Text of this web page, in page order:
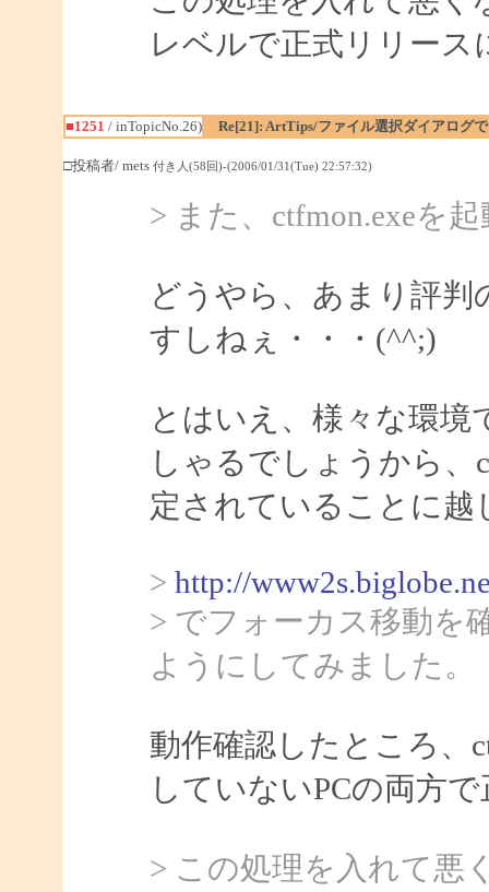
レベルで正式リリー
■1251 / inTopicNo.26) Re[21]: ArtTips/ファイル選択ダイアログ
□投稿者/ mets 付き人(58回)-(2006/01/31(Tue) 22:57:32)
> また、ctfmon.exeを
どうやら、あまり評
すしねぇ・・・(^^;)
とはいえ、様々な環
しゃるでしょうから、
定されていることに
> http://
> でフォーカス移動を
ようにしてみました。
動作確認したところ、
していないPCの両方
> この処理を入れて悪